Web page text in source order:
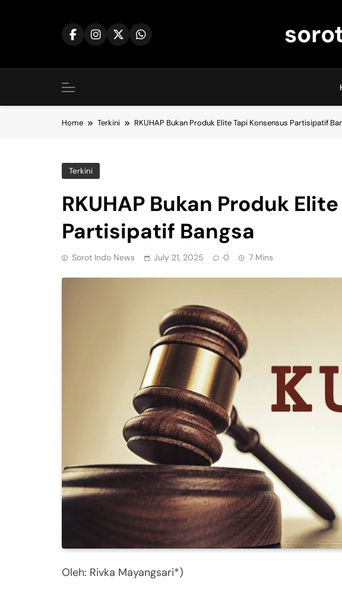
Home Terkini RKUHAP Bukan Produk Elite Tapi Konsensus Partisipatif
Terkini
RKUHAP Bukan Produk
Partisipatif Bangsa
Sorot Indo News July 21, 2025 0 7 Mins
Oleh: Rivka Mayangsari*)